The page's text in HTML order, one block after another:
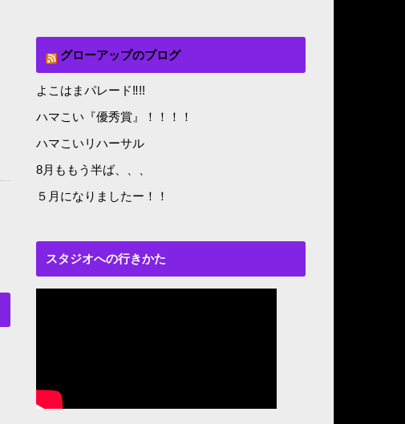
グローアップのブログ
よこはまパレード‼︎!!
ハマこい『優秀賞』！！！！
ハマこいリハーサル
8月ももう半ば、、、
５月になりましたー！！
スタジオへの行きかた